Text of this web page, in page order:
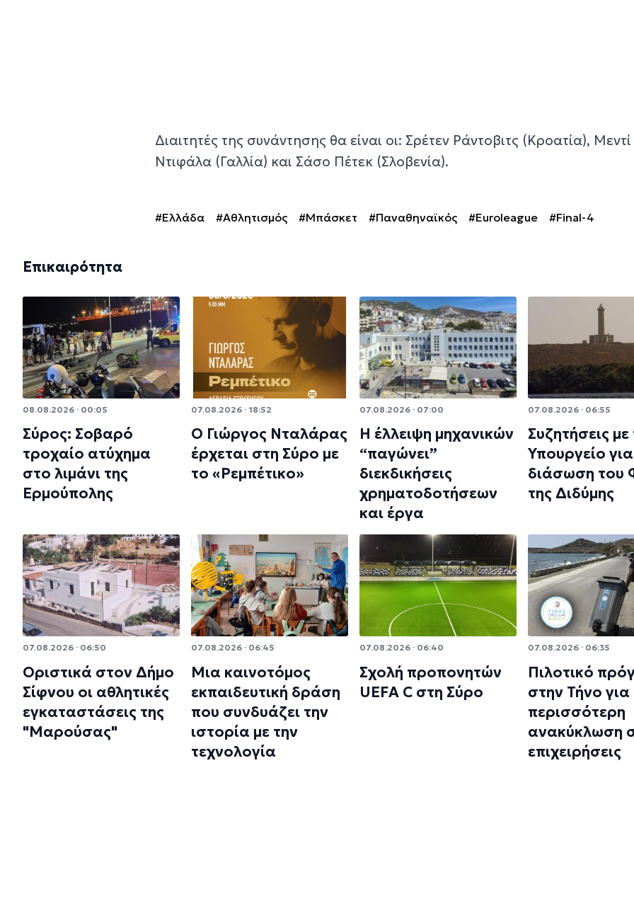
Διαιτητές της συνάντησης θα είναι οι: Σρέτεν Ράντοβιτς (Κροατία), Μεντί
Ντιφάλα (Γαλλία) και Σάσο Πέτεκ (Σλοβενία).
#Ελλάδα #Αθλητισμός #Μπάσκετ #Παναθηναϊκός #Euroleague #Final-4
Επικαιρότητα
08.08.2026 · 00:05
Σύρος: Σοβαρό
τροχαίο ατύχημα
στο λιμάνι της
Ερμούπολης
07.08.2026 · 18:52
Ο Γιώργος Νταλάρας
έρχεται στη Σύρο με
το «Ρεμπέτικο»
07.08.2026 · 07:00
Η έλλειψη μηχανικών
“παγώνει”
διεκδικήσεις
χρηματοδοτήσεων
και έργα
07.08.2026 · 06:55
Συζητήσεις με
Υπουργείο
διάσωση του
της Διδύμης
07.08.2026 · 06:50
Οριστικά στον Δήμο
Σίφνου οι αθλητικές
εγκαταστάσεις της
"Μαρούσας"
07.08.2026 · 06:45
Μια καινοτόμος
εκπαιδευτική δράση
που συνδυάζει την
ιστορία με την
τεχνολογία
07.08.2026 · 06:40
Σχολή προπονητών
UEFA C στη Σύρο
07.08.2026 · 06:35
Πιλοτικό
στην Τήνο για
περισσότερη
ανακύκλωση
επιχειρήσεις